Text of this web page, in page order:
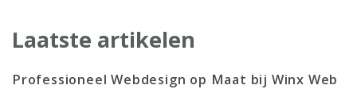
Laatste artikelen
Professioneel Webdesign op Maat bij Winx Web